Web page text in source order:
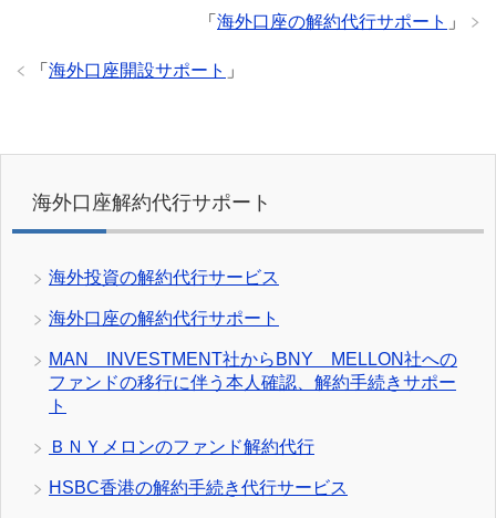
「 海外口座の解約代行サポート 」
「 海外口座開設サポート 」
海外口座解約代行サポート
海外投資の解約代行サービス
海外口座の解約代行サポート
MAN INVESTMENT社からBNY MELLON社への
ファンドの移行に伴う本人確認、解約手続きサポー
ト
ＢＮＹメロンのファンド解約代行
HSBC香港の解約手続き代行サービス